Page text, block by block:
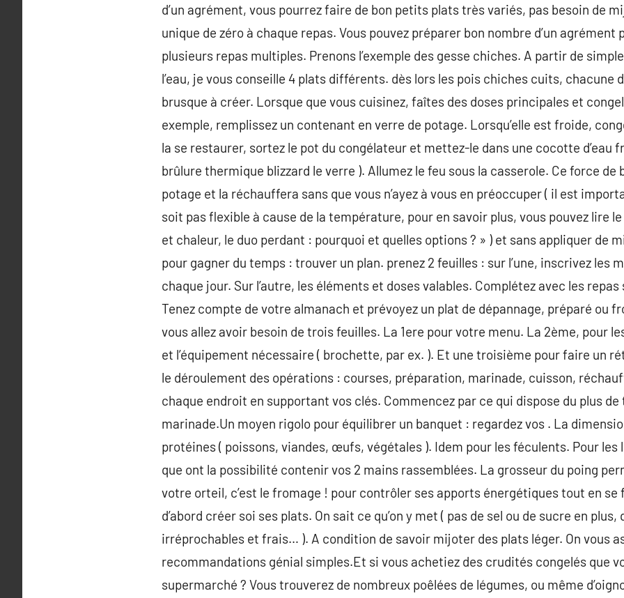
d’un agrément, vous pourrez faire de bon petits plats très variés, pas besoin de
unique de zéro à chaque repas. Vous pouvez préparer bon nombre d’un
plusieurs repas multiples. Prenons l’exemple des gesse chiches. A partir de
l’eau, je vous conseille 4 plats différents. dès lors les pois chiches cuits, chacune
brusque à créer. Lorsque que vous cuisinez, faîtes des doses principales et
exemple, remplissez un contenant en verre de potage. Lorsqu’elle est froide,
la se restaurer, sortez le pot du congélateur et mettez-le dans une cocotte d’eau
brûlure thermique blizzard le verre ). Allumez le feu sous la casserole. Ce force
potage et la réchauffera sans que vous n’ayez à vous en préoccuper ( il est
soit pas flexible à cause de la température, pour en savoir plus, vous pouvez lire
et chaleur, le duo perdant : pourquoi et quelles options ? » ) et sans appliquer de
pour gagner du temps : trouver un plan. prenez 2 feuilles : sur l’une, inscrivez les
chaque jour. Sur l’autre, les éléments et doses valables. Complétez avec les
Tenez compte de votre almanach et prévoyez un plat de dépannage, préparé ou
vous allez avoir besoin de trois feuilles. La 1ere pour votre menu. La 2ème, pour
et l’équipement nécessaire ( brochette, par ex. ). Et une troisième pour faire un
le déroulement des opérations : courses, préparation, marinade, cuisson,
chaque endroit en supportant vos clés. Commencez par ce qui dispose du plus
marinade.Un moyen rigolo pour équilibrer un banquet : regardez vos . La
protéines ( poissons, viandes, œufs, végétales ). Idem pour les féculents. Pour les
que ont la possibilité contenir vos 2 mains rassemblées. La grosseur du poing
votre orteil, c’est le fromage ! pour contrôler ses apports énergétiques tout en
d’abord créer soi ses plats. On sait ce qu’on y met ( pas de sel ou de sucre en
irréprochables et frais… ). A condition de savoir mijoter des plats léger. On vous
recommandations génial simples.Et si vous achetiez des crudités congelés que
supermarché ? Vous trouverez de nombreux poêlées de légumes, ou même